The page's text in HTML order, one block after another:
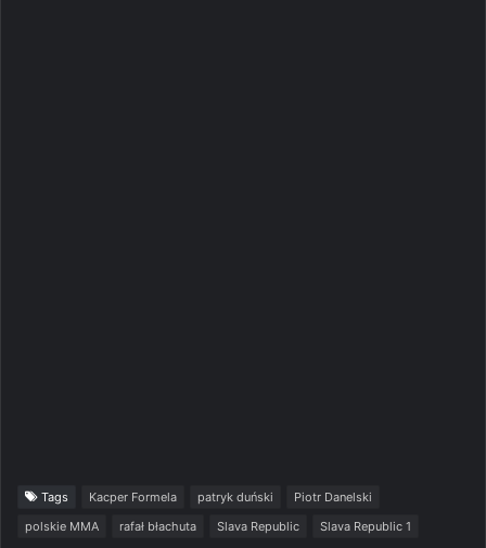
Tags Kacper Formela patryk duński
Piotr Danelski
polskie MMA
rafał błachuta Slava Republic Slava Republic 1